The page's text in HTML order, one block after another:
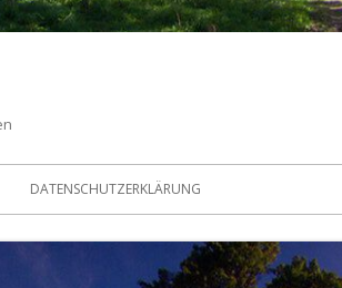
DATENSCHUTZERKLÄRUNG